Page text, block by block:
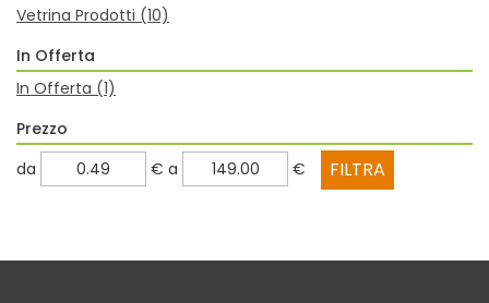
Vetrina Prodotti (10)
In Offerta
In Offerta (1)
Prezzo
filtra
da € filtra
a €